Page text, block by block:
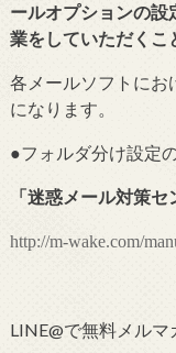
ールオプションの
業をしていただくこ
各メールソフトにお
になります。
●フォルダ分け設定
「迷惑メール対策セ
http://m-wake.com/
LINE@で無料メル